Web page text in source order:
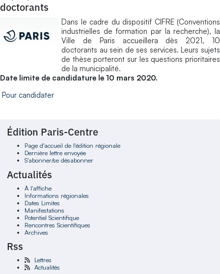
doctorants
Dans le cadre du dispositif CIFRE (Conventions
industrielles de formation par la recherche), la
Ville de Paris accueillera dès 2021, 10
doctorants au sein de ses services. Leurs sujets
de thèse porteront sur les questions prioritaires
de la municipalité.
Date limite de candidature le 10 mars 2020.
Pour candidater
Édition Paris-Centre
Page d'accueil de l'édition régionale
Dernière lettre envoyée
S'abonner/se désabonner
Actualités
À l'affiche
Informations régionales
Dates Limites
Manifestations
Potentiel Scientifique
Rencontres Scientifiques
Archives
Rss
Lettres
Actualités